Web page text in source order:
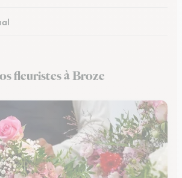
sur-Vèbre
fleuristes à Broze